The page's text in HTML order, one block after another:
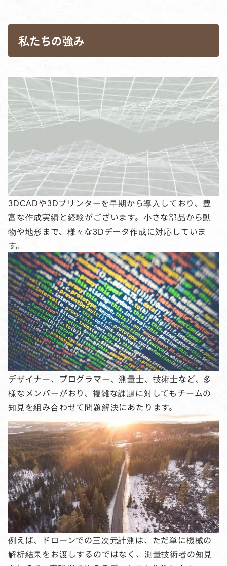
私たちの強み
3DCADや3Dプリンターを早期から導入しており、豊
富な作成実績と経験がございます。小さな部品から動
物や地形まで、様々な3Dデータ作成に対応していま
す。
デザイナー、プログラマー、測量士、技術士など、多
様なメンバーがおり、複雑な課題に対してもチームの
知見を組み合わせて問題解決にあたります。
例えば、ドローンでの三次元計測は、ただ単に機械の
解析結果をお渡しするのではなく、測量技術者の知見